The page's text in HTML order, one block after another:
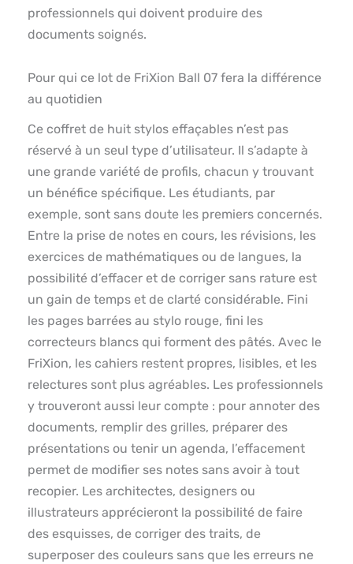
professionnels qui doivent produire des
documents soignés.
Pour qui ce lot de FriXion Ball 07 fera la différence
au quotidien
Ce coffret de huit stylos effaçables n’est pas
réservé à un seul type d’utilisateur. Il s’adapte à
une grande variété de profils, chacun y trouvant
un bénéfice spécifique. Les étudiants, par
exemple, sont sans doute les premiers concernés.
Entre la prise de notes en cours, les révisions, les
exercices de mathématiques ou de langues, la
possibilité d’effacer et de corriger sans rature est
un gain de temps et de clarté considérable. Fini
les pages barrées au stylo rouge, fini les
correcteurs blancs qui forment des pâtés. Avec le
FriXion, les cahiers restent propres, lisibles, et les
relectures sont plus agréables. Les professionnels
y trouveront aussi leur compte : pour annoter des
documents, remplir des grilles, préparer des
présentations ou tenir un agenda, l’effacement
permet de modifier ses notes sans avoir à tout
recopier. Les architectes, designers ou
illustrateurs apprécieront la possibilité de faire
des esquisses, de corriger des traits, de
superposer des couleurs sans que les erreurs ne